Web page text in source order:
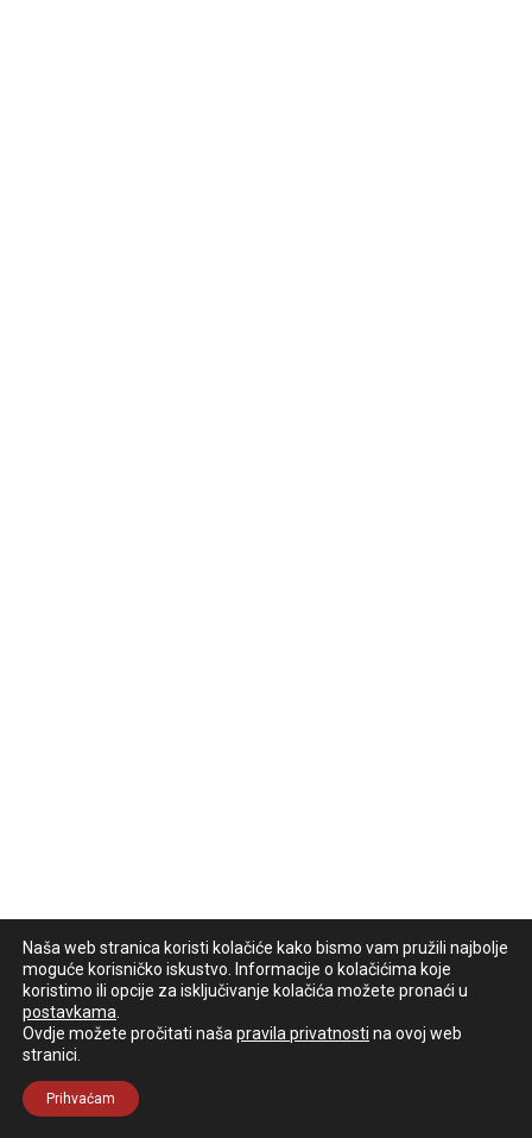
Naša web stranica koristi kolačiće kako bismo vam pružili najbolje
moguće korisničko iskustvo. Informacije o kolačićima koje
koristimo ili opcije za isključivanje kolačića možete pronaći u
postavkama
Ovdje možete pročitati naša pravila privatnosti na ovoj web
stranici.
Prihvaćam